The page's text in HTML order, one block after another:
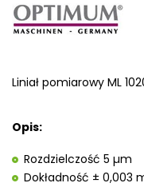
Liniał pomiarowy ML
Opis:
Rozdzielczość 5 µm
Dokładność ± 0,003